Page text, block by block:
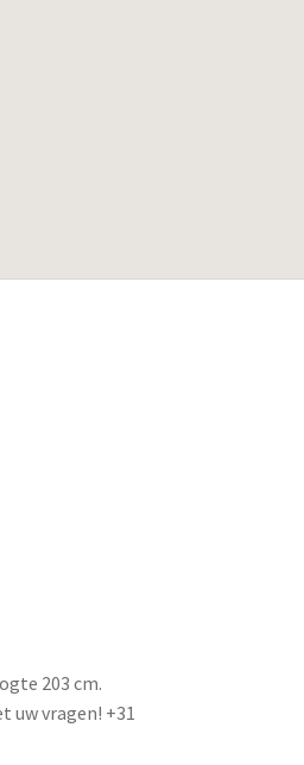
203 cm.
uw vragen! +31